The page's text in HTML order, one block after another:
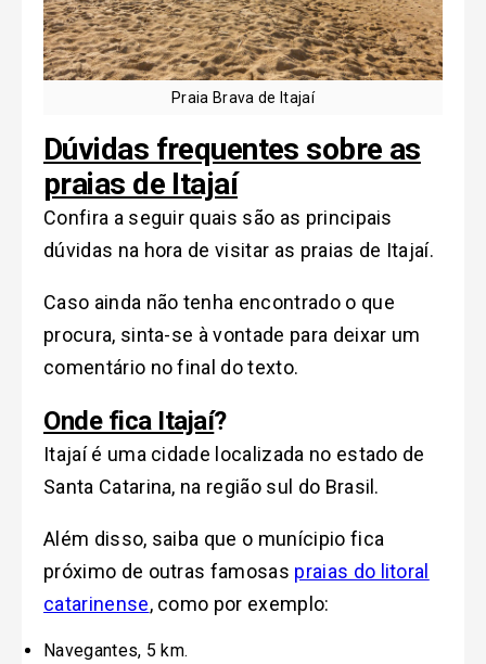
Praia Brava de Itajaí
Dúvidas frequentes sobre as
praias de Itajaí
Confira a seguir quais são as principais
dúvidas na hora de visitar as praias de Itajaí.
Caso ainda não tenha encontrado o que
procura, sinta-se à vontade para deixar um
comentário no final do texto.
Onde fica Itajaí?
Itajaí é uma cidade localizada no estado de
Santa Catarina, na região sul do Brasil.
Além disso, saiba que o munícipio fica
próximo de outras famosas praias do litoral
catarinense, como por exemplo:
Navegantes, 5 km.